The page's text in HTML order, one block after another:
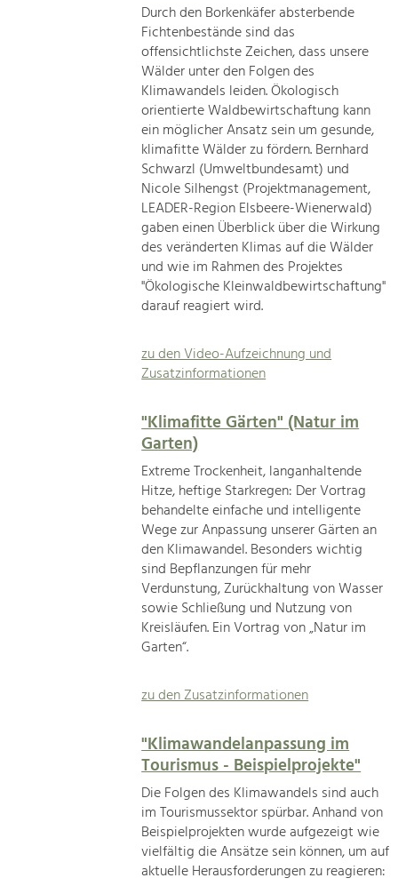
Durch den Borkenkäfer absterbende
Fichtenbestände sind das
offensichtlichste Zeichen, dass unsere
Wälder unter den Folgen des
Klimawandels leiden. Ökologisch
orientierte Waldbewirtschaftung kann
ein möglicher Ansatz sein um gesunde,
klimafitte Wälder zu fördern. Bernhard
Schwarzl (Umweltbundesamt) und
Nicole Silhengst (Projektmanagement,
LEADER-Region Elsbeere-Wienerwald)
gaben einen Überblick über die Wirkung
des veränderten Klimas auf die Wälder
und wie im Rahmen des Projektes
"Ökologische Kleinwaldbewirtschaftung"
darauf reagiert wird.
zu den Video-Aufzeichnung und
Zusatzinformationen
"Klimafitte Gärten" (Natur im
Garten)
Extreme Trockenheit, langanhaltende
Hitze, heftige Starkregen: Der Vortrag
behandelte einfache und intelligente
Wege zur Anpassung unserer Gärten an
den Klimawandel. Besonders wichtig
sind Bepflanzungen für mehr
Verdunstung, Zurückhaltung von Wasser
sowie Schließung und Nutzung von
Kreisläufen. Ein Vortrag von „Natur im
Garten“.
zu den Zusatzinformationen
"Klimawandelanpassung im
Tourismus - Beispielprojekte"
Die Folgen des Klimawandels sind auch
im Tourismussektor spürbar. Anhand von
Beispielprojekten wurde aufgezeigt wie
vielfältig die Ansätze sein können, um auf
aktuelle Herausforderungen zu reagieren: